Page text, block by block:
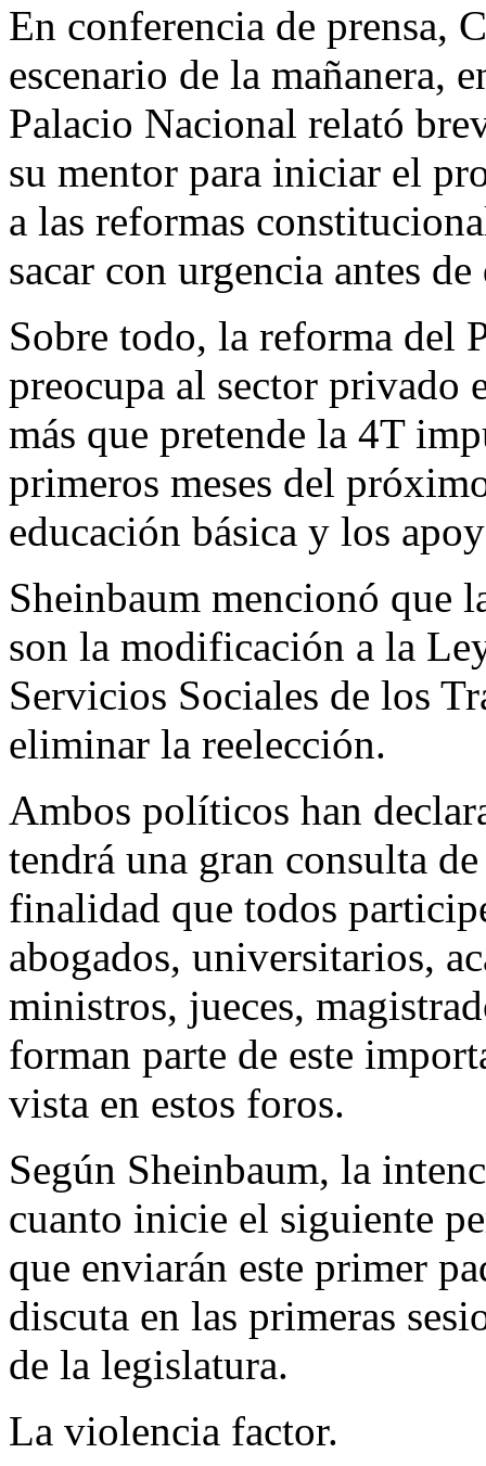
En conferencia de prensa,
escenario de la mañanera,
Palacio Nacional relató
su mentor para iniciar el
a las reformas
sacar con urgencia antes
Sobre todo, la reforma del
preocupa al sector privado
más que pretende la 4T
primeros meses del
educación básica y los
Sheinbaum mencionó que
son la modificación a la
Servicios Sociales de los
eliminar la reelección.
Ambos políticos han
tendrá una gran consulta
finalidad que todos
abogados, universitarios,
ministros, jueces,
forman parte de este
vista en estos foros.
Según Sheinbaum, la
cuanto inicie el siguiente
que enviarán este primer
discuta en las primeras
de la legislatura.
La violencia factor.